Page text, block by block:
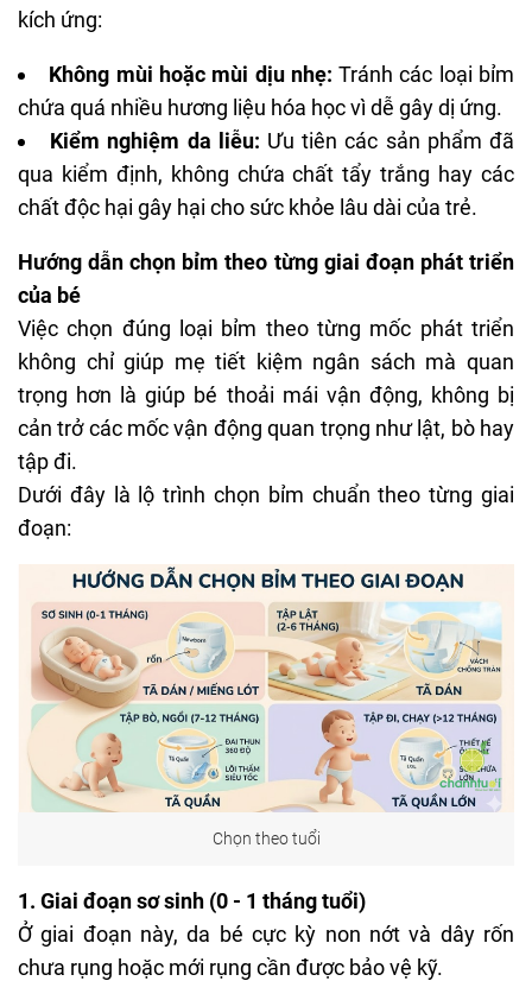
kích ứng:
Không mùi hoặc mùi dịu nhẹ: Tránh các loại bỉm
chứa quá nhiều hương liệu hóa học vì dễ gây dị ứng.
Kiểm nghiệm da liễu: Ưu tiên các sản phẩm đã
qua kiểm định, không chứa chất tẩy trắng hay các
chất độc hại gây hại cho sức khỏe lâu dài của trẻ.
Hướng dẫn chọn bỉm theo từng giai đoạn phát triển
của bé
Việc chọn đúng loại bỉm theo từng mốc phát triển
không chỉ giúp mẹ tiết kiệm ngân sách mà quan
trọng hơn là giúp bé thoải mái vận động, không bị
cản trở các mốc vận động quan trọng như lật, bò hay
tập đi.
Dưới đây là lộ trình chọn bỉm chuẩn theo từng giai
đoạn:
Chọn theo tuổi
1. Giai đoạn sơ sinh (0 - 1 tháng tuổi)
Ở giai đoạn này, da bé cực kỳ non nớt và dây rốn
chưa rụng hoặc mới rụng cần được bảo vệ kỹ.